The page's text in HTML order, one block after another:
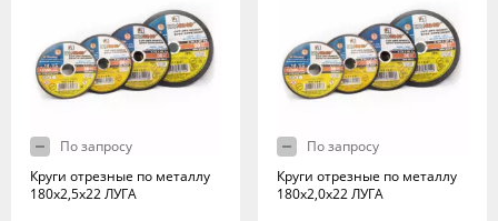
По запросу
Круги отрезные по металлу
180х2,5х22 ЛУГА
По запросу
Круги отрезные по металлу
180х2,0х22 ЛУГА